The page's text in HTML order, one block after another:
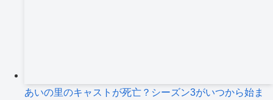
あいの里のキャストが死亡？シーズン3がいつから始ま